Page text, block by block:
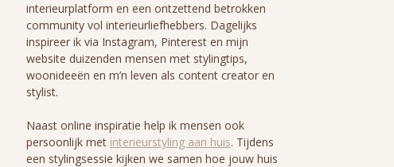
interieurplatform en een ontzettend betrokken
community vol interieurliefhebbers. Dagelijks
inspireer ik via Instagram, Pinterest en mijn
website duizenden mensen met stylingtips,
woonideeën en m’n leven als content creator en
stylist.
Naast online inspiratie help ik mensen ook
persoonlijk met interieurstyling aan huis. Tijdens
een stylingsessie kijken we samen hoe jouw huis